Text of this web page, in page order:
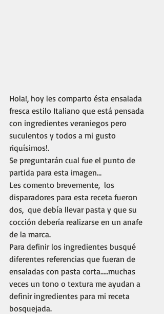
Hola!, hoy les comparto ésta ensalada
fresca estilo Italiano que está pensada
con ingredientes veraniegos pero
suculentos y todos a mi gusto
riquísimos!.
Se preguntarán cual fue el punto de
partida para esta imagen…
Les comento brevemente, los
disparadores para esta receta fueron
dos,  que debía llevar pasta y que su
cocción debería realizarse en un anafe
de la marca.
Para definir los ingredientes busqué
diferentes referencias que fueran de
ensaladas con pasta corta.....muchas
veces un tono o textura me ayudan a
definir ingredientes para mi receta
bosquejada.